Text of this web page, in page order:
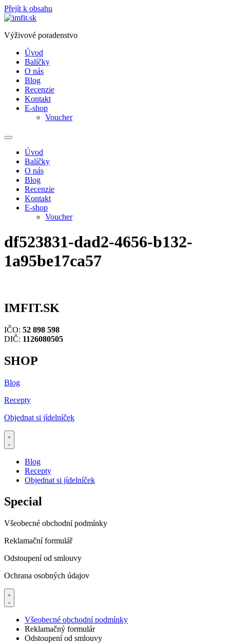
Přejít k obsahu
Výživové poradenstvo
Úvod
Balíčky
O nás
Blog
Recenzie
Kontakt
E-shop
Voucher
Úvod
Balíčky
O nás
Blog
Recenzie
Kontakt
E-shop
Voucher
df523831-dad2-4656-b132-
1a95be17ca57
IMFIT.SK
IČO: 52 898 598
DIČ: 1126080505
SHOP
Blog
Recepty
Objednat si jídelníček
Blog
Recepty
Objednat si jídelníček
Special
Všeobecné obchodní podmínky
Reklamační formulář
Odstoupení od smlouvy
Ochrana osobných údajov
Všeobecné obchodní podmínky
Reklamačný formulár
Odstoupení od smlouvy